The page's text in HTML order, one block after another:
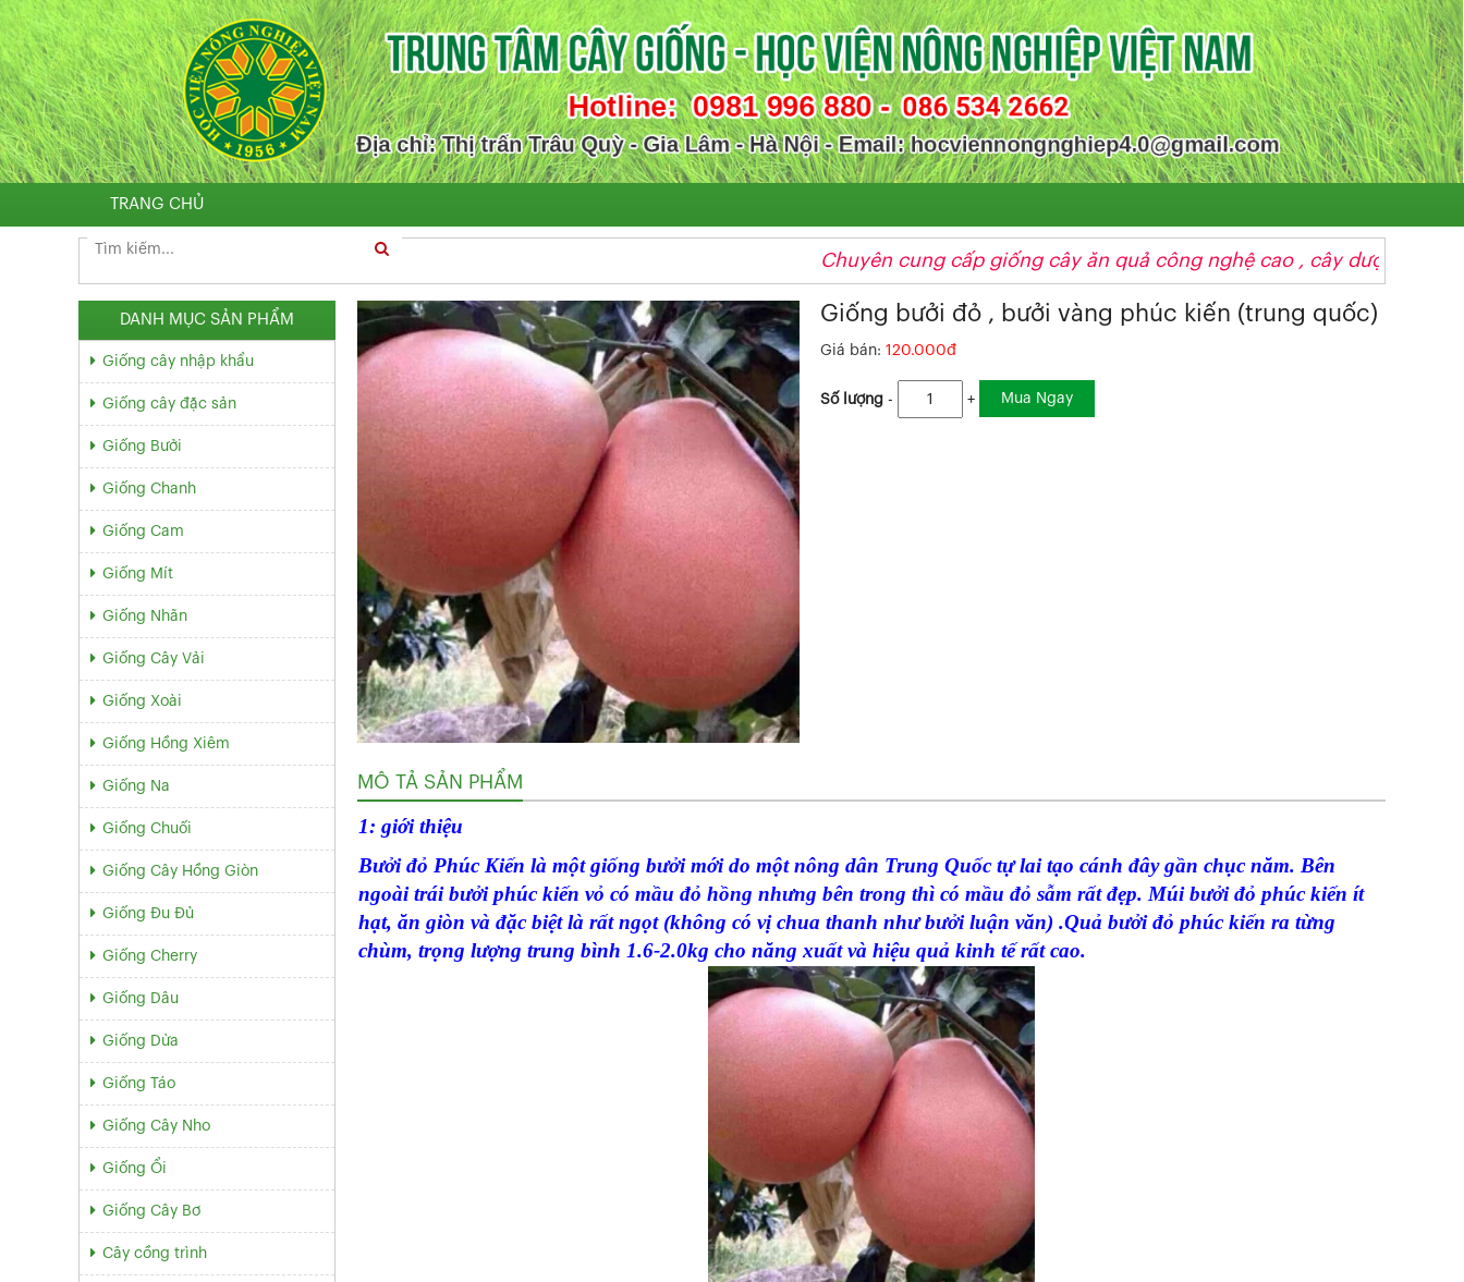
TRANG CHỦ
Tìm
Chuyên cung cấp giống cây ăn quả công nghệ cao , cây dược liệu , hoa và dịch vụ
Giống bưởi đỏ , bưởi vàng phúc kiến (trung quốc)
Giá bán: 120.000đ
Số lượng - + Mua Ngay
MÔ TẢ SẢN PHẨM
1: giới thiệu
Bưởi đỏ Phúc Kiến là một giống bưởi mới do một nông dân Trung Quốc tự lai tạo cánh đây gần chục năm. Bên
ngoài trái bưởi phúc kiến vỏ có mầu đỏ hồng nhưng bên trong thì có mầu đỏ sẫm rất đẹp. Múi bưởi đỏ phúc kiến ít
hạt, ăn giòn và đặc biệt là rất ngọt (không có vị chua thanh như bưởi luận văn) .Quả bưởi đỏ phúc kiến ra từng
chùm, trọng lượng trung bình 1.6-2.0kg cho năng xuất và hiệu quả kinh tế rất cao.
DANH MỤC SẢN PHẨM
Giống cây nhập khẩu
Giống cây đặc sản
Giống Bưởi
Giống Chanh
Giống Cam
Giống Mít
Giống Nhãn
Giống Cây Vải
Giống Xoài
Giống Hồng Xiêm
Giống Na
Giống Chuối
Giống Cây Hồng Giòn
Giống Đu Đủ
Giống Cherry
Giống Dâu
Giống Dừa
Giống Táo
Giống Cây Nho
Giống Ổi
Giống Cây Bơ
Cây cồng trình